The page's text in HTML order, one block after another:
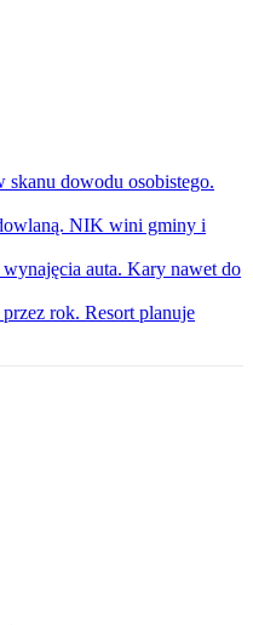
dowodu osobistego.
NIK wini gminy i
auta. Kary nawet do
rok. Resort planuje